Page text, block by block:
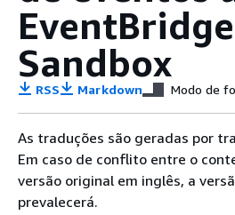
EventBridge
Sandbox
RSS Markdown Modo de
As traduções são geradas por
Em caso de conflito entre o
versão original em inglês, a
prevalecerá.